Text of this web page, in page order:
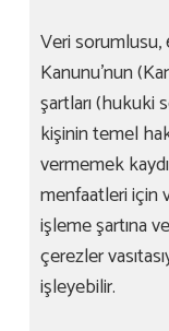
Veri sorumlusu,
Kanunu’nun
şartları (hukuki
kişinin temel
vermemek
menfaatleri için
işleme şartına
çerezler
işleyebilir.